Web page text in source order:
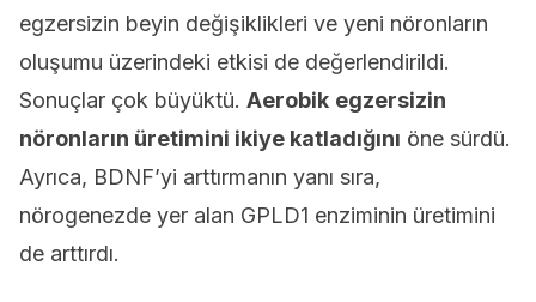
egzersizin beyin değişiklikleri ve yeni nöronların
oluşumu üzerindeki etkisi de değerlendirildi.
Sonuçlar çok büyüktü. Aerobik egzersizin
nöronların üretimini ikiye katladığını öne sürdü.
Ayrıca, BDNF’yi arttırmanın yanı sıra,
nörogenezde yer alan GPLD1 enziminin üretimini
de arttırdı.